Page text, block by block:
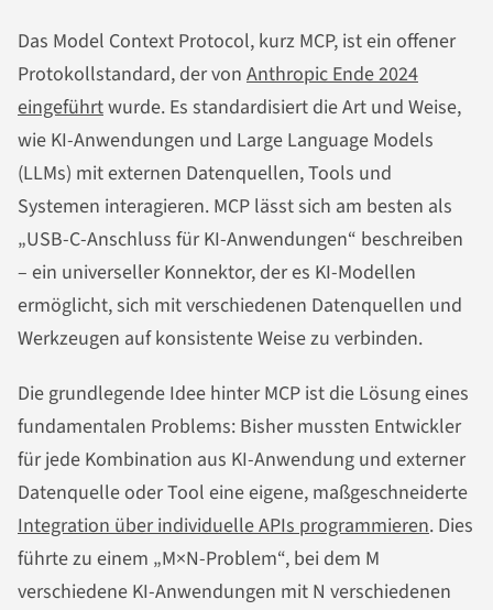
Das Model Context Protocol, kurz MCP, ist ein offener
Protokollstandard, der von Anthropic Ende 2024
eingeführtwurde. Es standardisiert die Art und Weise,
wie KI-Anwendungen und Large Language Models
(LLMs) mit externen Datenquellen, Tools und
Systemen interagieren. MCP lässt sich am besten als
„USB-C-Anschluss für KI-Anwendungen“ beschreiben
– ein universeller Konnektor, der es KI-Modellen
ermöglicht, sich mit verschiedenen Datenquellen und
Werkzeugen auf konsistente Weise zu verbinden.
Die grundlegende Idee hinter MCP ist die Lösung eines
fundamentalen Problems: Bisher mussten Entwickler
für jede Kombination aus KI-Anwendung und externer
Datenquelle oder Tool eine eigene, maßgeschneiderte
Integration über individuelle APIs programmieren. Dies
führte zu einem „M×N-Problem“, bei dem M
verschiedene KI-Anwendungen mit N verschiedenen